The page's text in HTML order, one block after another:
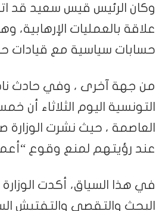
علاقة بالعمليات
حسابات سياسية مع قيادات
من جهة آخرى ، وفي حادث نادر
التونسية اليوم الثلاثاء
العاصمة ، حيث نشرت الوزارة
عند رؤيتهم لمنع وقوع
في هذا السياق، أكدت
البحث والتقصي والتفتيش